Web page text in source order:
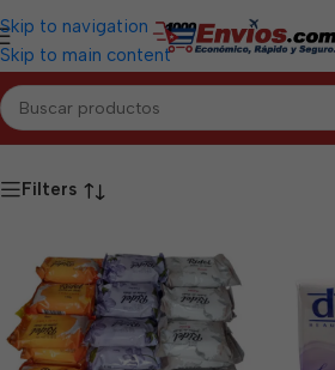
Skip to navigation
Skip to main content
etiquetados “Aseo y Cuidado
Filters